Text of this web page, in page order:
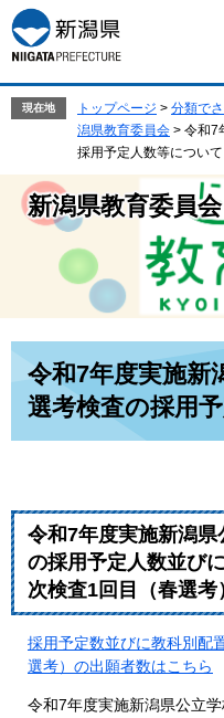
ー
ジ
の
す。
ニ
ュ
ー
し
現在地 トップページ > 分類で
潟県教育委員会 > 令和7
採用予定人数等について
新潟県教育委員会
令和7年度実施新
選考検査の採用
令和7年度実施新潟
の採用予定人数並び
次検査1回目（春選
採用予定数並びに教科別配
選考）の出願者数はこちら
令和7年度実施新潟県公立